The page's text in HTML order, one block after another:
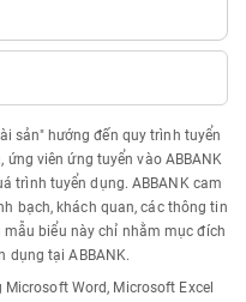
sản" hướng đến quy trình tuyển
ứng viên ứng tuyển vào ABBANK
trình tuyển dụng. ABBANK cam
bạch, khách quan, các thông tin
biểu này chỉ nhằm mục đích
dụng tại ABBANK.
Word, Microsoft Excel